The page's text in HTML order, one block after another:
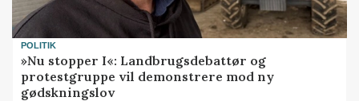
POLITIK
»Nu stopper I«: Landbrugsdebattør og
protestgruppe vil demonstrere mod ny
gødskningslov